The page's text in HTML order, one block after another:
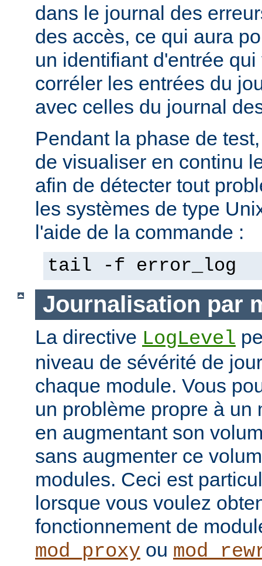
dans le journal des
des accès, ce qui aura
un identifiant d'entrée
corréler les entrées du
avec celles du journal
Pendant la phase de
de visualiser en continu
afin de détecter tout
les systèmes de type
l'aide de la commande :
tail -f error_log
Journalisation par
La directive LogLevel
niveau de sévérité de
chaque module. Vous
un problème propre à un
en augmentant son
sans augmenter ce
modules. Ceci est
lorsque vous voulez
fonctionnement de
mod_proxy ou